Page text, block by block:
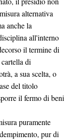
alternativa
anche la
all'interno
il termine di
di
a sua scelta, o
del titolo
il fermo di beni
puramente
pur di